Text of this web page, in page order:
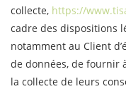
collecte, https://
cadre des dispositions
notamment au Client
de données, de fournir
la collecte de leurs